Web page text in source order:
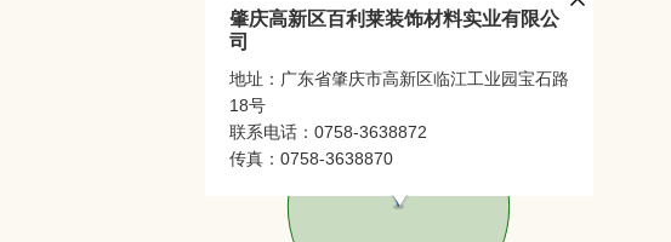
肇庆高新区百利莱装饰材料实业有限公
司
地址：广东省肇庆市高新区临江工业园宝石路
18号
联系电话：0758-3638872
传真：0758-3638870